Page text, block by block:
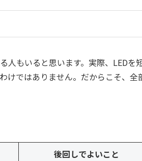
人もいると思います。実際、LEDを
けではありません。だからこそ、全
後回しでよいこと